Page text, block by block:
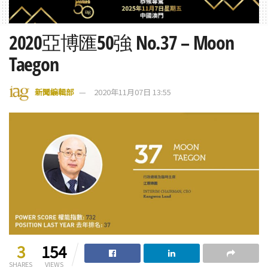
2020亞博匯50強 No.37 – Moon
Taegon
新聞編輯部 2020年11月07日 13:55
3
SHARES
154
VIEWS